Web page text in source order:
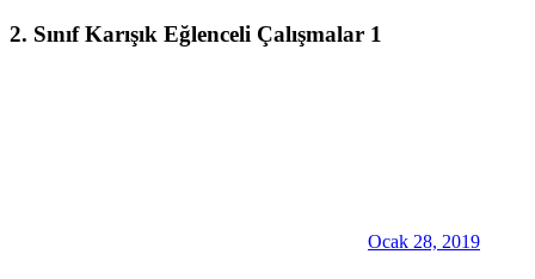
2. Sınıf Karışık Eğlenceli Çalışmalar 1
Ocak 28, 2019